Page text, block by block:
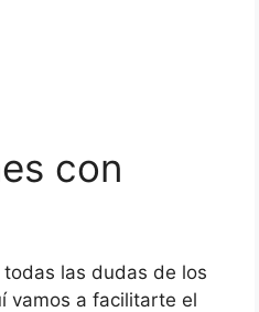
con
las dudas de los
vamos a facilitarte el